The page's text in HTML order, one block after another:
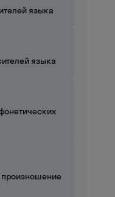
языка
языка
произношение